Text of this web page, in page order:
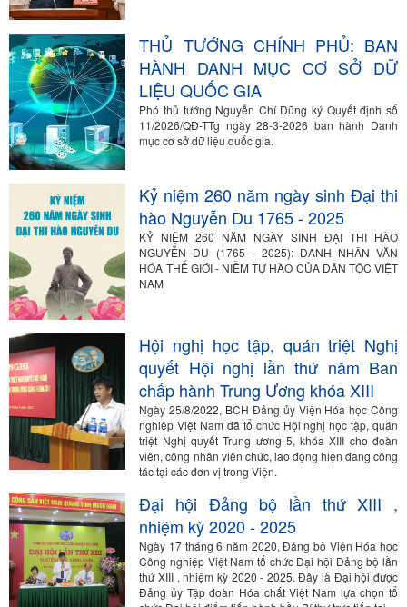
THỦ TƯỚNG CHÍNH PHỦ: BAN
HÀNH DANH MỤC CƠ SỞ DỮ
LIỆU QUỐC GIA
Phó thủ tướng Nguyễn Chí Dũng ký Quyết định số
11/2026/QĐ-TTg ngày 28-3-2026 ban hành Danh
mục cơ sở dữ liệu quốc gia.
Kỷ niệm 260 năm ngày sinh Đại thi
hào Nguyễn Du 1765 - 2025
KỶ NIỆM 260 NĂM NGÀY SINH ĐẠI THI HÀO
NGUYỄN DU (1765 - 2025): DANH NHÂN VĂN
HÓA THẾ GIỚI - NIỀM TỰ HÀO CỦA DÂN TỘC VIỆT
NAM
Hội nghị học tập, quán triệt Nghị
quyết Hội nghị lần thứ năm Ban
chấp hành Trung Ương khóa XIII
Ngày 25/8/2022, BCH Đảng ủy Viện Hóa học Công
nghiệp Việt Nam đã tổ chức Hội nghị học tập, quán
triệt Nghị quyết Trung ương 5, khóa XIII cho đoàn
viên, công nhân viên chức, lao động hiện đang công
tác tại các đơn vị trong Viện.
Đại hội Đảng bộ lần thứ XIII ,
nhiệm kỳ 2020 - 2025
Ngày 17 tháng 6 năm 2020, Đảng bộ Viện Hóa học
Công nghiệp Việt Nam tổ chức Đại hội Đảng bộ lần
thứ XIII , nhiệm kỳ 2020 - 2025. Đây là Đại hội được
Đảng ủy Tập đoàn Hóa chất Việt Nam lựa chọn tổ